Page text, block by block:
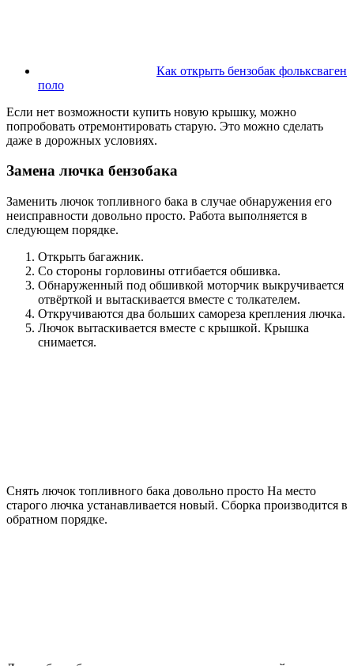
Как открыть бензобак фольксваген
поло
Если нет возможности купить новую крышку, можно
попробовать отремонтировать старую. Это можно сделать
даже в дорожных условиях.
Замена лючка бензобака
Заменить лючок топливного бака в случае обнаружения его
неисправности довольно просто. Работа выполняется в
следующем порядке.
Открыть багажник.
Со стороны горловины отгибается обшивка.
Обнаруженный под обшивкой моторчик выкручивается
отвёрткой и вытаскивается вместе с толкателем.
Откручиваются два больших самореза крепления лючка.
Лючок вытаскивается вместе с крышкой. Крышка
снимается.
Снять лючок топливного бака довольно просто На место
старого лючка устанавливается новый. Сборка производится в
обратном порядке.